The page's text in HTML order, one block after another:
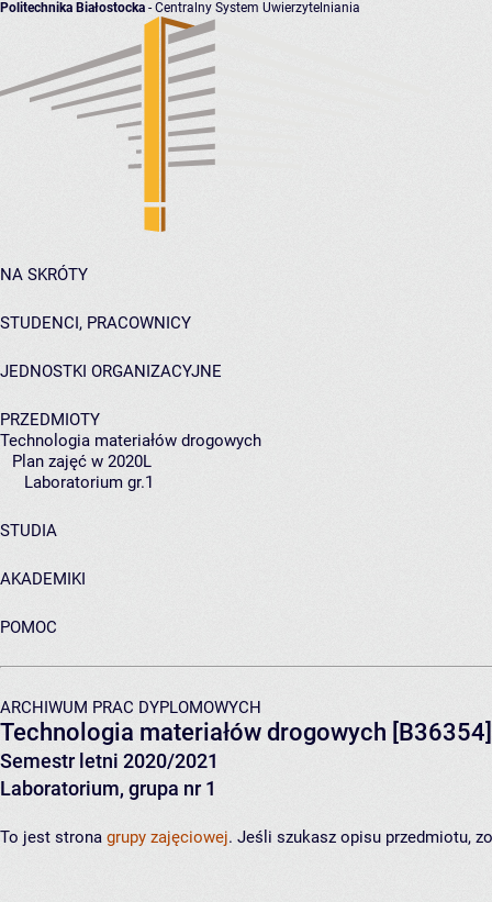
Politechnika Białostocka - Centralny System Uwierzytelniania
NA SKRÓTY
STUDENCI, PRACOWNICY
JEDNOSTKI ORGANIZACYJNE
PRZEDMIOTY
Technologia materiałów drogowych
Plan zajęć w 2020L
Laboratorium gr.1
STUDIA
AKADEMIKI
POMOC
ARCHIWUM PRAC DYPLOMOWYCH
Technologia materiałów drogowych [B36354]
Semestr letni 2020/2021
Laboratorium, grupa nr 1
To jest strona grupy zajęciowej. Jeśli szukasz opisu przedmiotu,